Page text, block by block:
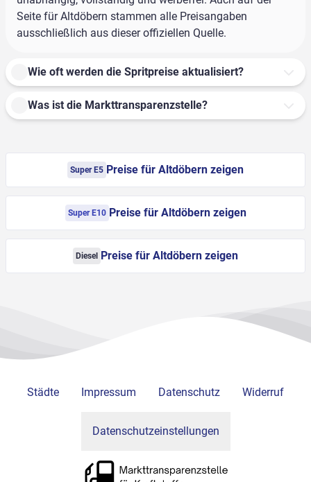
Seite für Altdöbern stammen alle Preisangaben
ausschließlich aus dieser offiziellen Quelle.
Wie oft werden die Spritpreise aktualisiert?
Was ist die Markttransparenzstelle?
Super E5 Preise für Altdöbern zeigen
Super E10 Preise für Altdöbern zeigen
Diesel Preise für Altdöbern zeigen
Städte Impressum Datenschutz Widerruf
Datenschutzeinstellungen